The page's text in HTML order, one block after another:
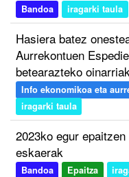
Bandoa iragarki taula
Hasiera batez
Aurrekontuen
betearazteko
Info ekonomikoa eta
iragarki taula
2023ko egur
eskaerak
Bandoa Epaitza